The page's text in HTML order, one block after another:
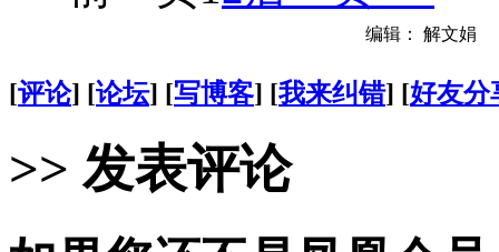
编辑： 解文娟
[评论] [论坛] [写博客] [我来纠错] [好友分
>> 发表评论